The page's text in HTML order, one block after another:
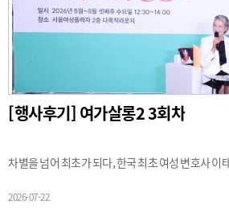
[행사후기] 여가살롱2 3회차
차별을 넘어 최초가 되다, 한국 최초 여성 변호사 이
2026-07-22